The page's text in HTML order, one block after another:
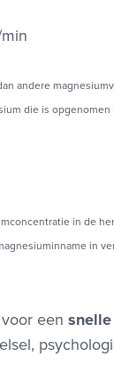
andere
die is opgenomen
in de
in
een